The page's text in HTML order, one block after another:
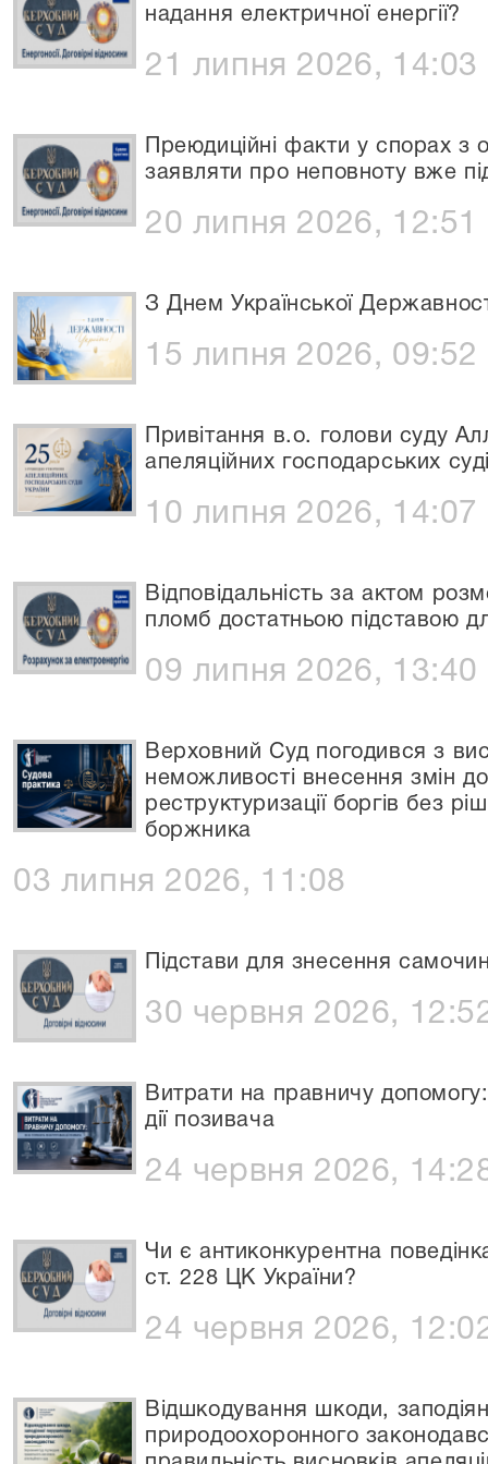
надання електричної енергії?
21 липня 2026, 14:03
Преюдиційні факти у спорах
заявляти про неповноту вже
20 липня 2026, 12:51
З Днем Української
15 липня 2026, 09:52
Привітання в.о. голови суду
апеляційних господарських
10 липня 2026, 14:07
Відповідальність за актом
пломб достатньою підставою
09 липня 2026, 13:40
Верховний Суд погодився з
неможливості внесення змін
реструктуризації боргів без
боржника
03 липня 2026, 11:08
Підстави для знесення
30 червня 2026,
Витрати на правничу
дії позивача
24 червня 2026,
Чи є антиконкурентна
ст. 228 ЦК України?
24 червня 2026,
Відшкодування шкоди,
природоохоронного